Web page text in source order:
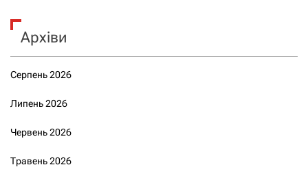
Архіви
Серпень 2026
Липень 2026
Червень 2026
Травень 2026